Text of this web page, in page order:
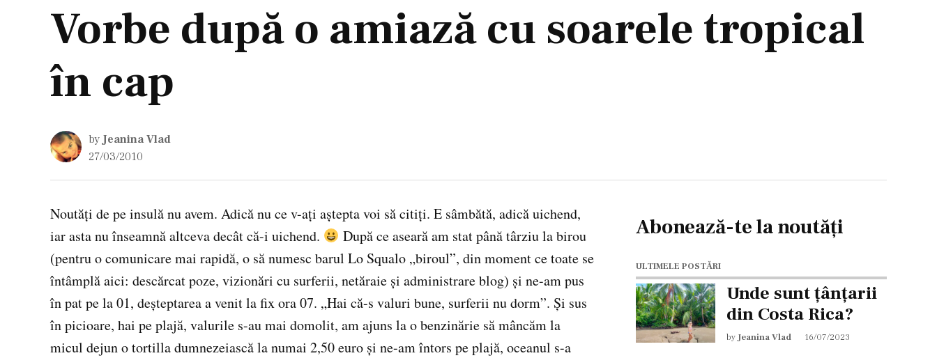
Vorbe după o amiază cu soarele tropical
în cap
by Jeanina Vlad
27/03/2010
Noutăţi de pe insulă nu avem. Adică nu ce v-aţi aştepta voi să citiţi. E sâmbătă, adică uichend,
iar asta nu înseamnă altceva decât că-i uichend.
După ce aseară am stat până târziu la birou
(pentru o comunicare mai rapidă, o să numesc barul Lo Squalo „biroul”, din moment ce toate se
întâmplă aici: descărcat poze, vizionări cu surferii, netăraie şi administrare blog) şi ne-am pus
în pat pe la 01, deşteptarea a venit la fix ora 07. „Hai că-s valuri bune, surferii nu dorm”. Şi sus
în picioare, hai pe plajă, valurile s-au mai domolit, am ajuns la o benzinărie să mâncăm la
micul dejun o tortilla dumnezeiască la numai 2,50 euro şi ne-am întors pe plajă, oceanul s-a
Abonează-te la noutăți
ULTIMELE POSTĂRI
Unde sunt țânțarii
din Costa Rica?
by Jeanina Vlad 16/07/2023